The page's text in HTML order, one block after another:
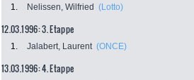
1. Nelissen, Wilfried (Lotto)
12.03.1996: 3. Etappe
1. Jalabert, Laurent (ONCE)
13.03.1996: 4. Etappe